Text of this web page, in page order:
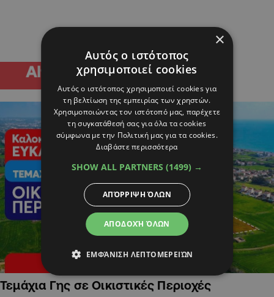
Τεμάχια Γης σε Οικιστικές Περιοχές
×
Αυτός ο ιστότοπος
χρησιμοποιεί cookies
Αυτός ο ιστότοπος χρησιμοποιεί cookies για
τη βελτίωση της εμπειρίας των χρηστών.
Χρησιμοποιώντας τον ιστότοπό μας, παρέχετε
τη συγκατάθεσή σας για όλα τα cookies
σύμφωνα με την Πολιτική μας για τα cookies.
Διαβάστε περισσότερα
SHOW ALL PARTNERS (1499) →
ΑΠΟΔΟΧΉ ΌΛΩΝ
ΑΠΌΡΡΙΨΗ ΌΛΩΝ
ΕΜΦΆΝΙΣΗ ΛΕΠΤΟΜΕΡΕΙΏΝ